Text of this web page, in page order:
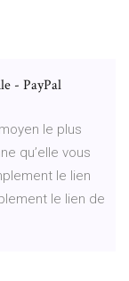
- PayPal
le plus
qu’elle vous
le lien
le lien de